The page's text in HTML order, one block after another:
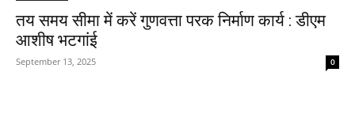
तय समय सीमा में करें गुणवत्ता परक निर्माण कार्य : डीएम
आशीष भटगांई
September 13, 2025 0